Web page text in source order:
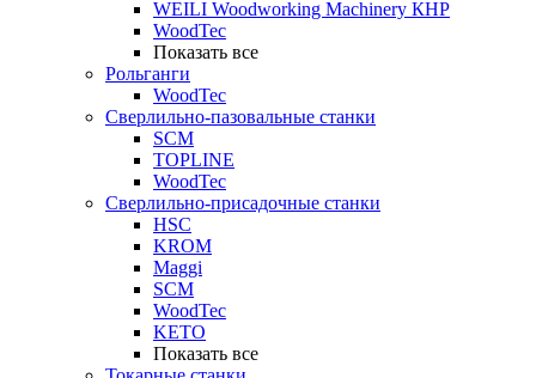
WEILI Woodworking Machinery КНР
WoodTec
Показать все
Рольганги
WoodTec
Сверлильно-пазовальные станки
SCM
TOPLINE
WoodTec
Сверлильно-присадочные станки
HSC
KROM
Maggi
SCM
WoodTec
KETO
Показать все